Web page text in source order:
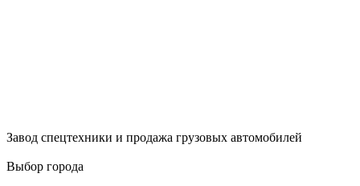
Завод спецтехники и продажа грузовых автомобилей
Выбор города